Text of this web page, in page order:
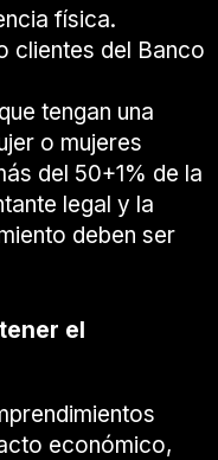
física.
clientes del Banco
tengan una
o mujeres
del 50+1% de la
legal y la
deben ser
el
económico,